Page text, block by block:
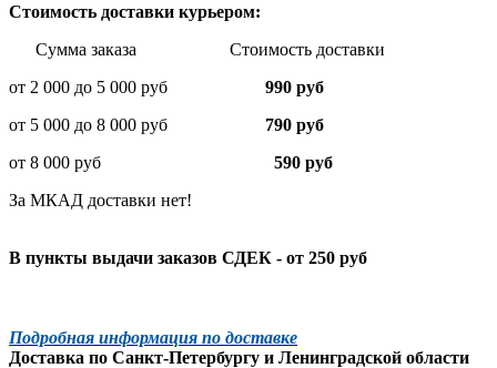
Стоимость доставки курьером:
Сумма заказа Стоимость доставки
от 2 000 до 5 000 руб
990 руб
от 5 000 до 8 000 руб 790 руб
от 8 000 руб 590 руб
За МКАД доставки нет!
В пункты выдачи заказов СДЕК - от 250 руб
Подробная информация по доставке
Доставка по Санкт-Петербургу и Ленинградской области